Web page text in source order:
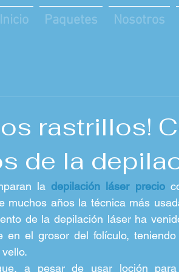
Inicio Paquetes Nosotros
rastrillos!
de la
la depilación láser precio
muchos años la técnica más
de la depilación láser ha
en el grosor del folículo,
a pesar de usar loción